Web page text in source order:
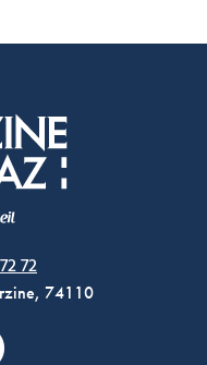
72
74110